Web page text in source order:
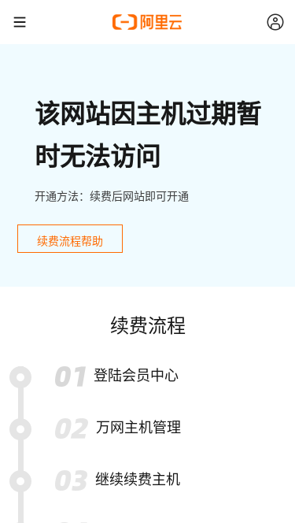
该网站因主机过期暂
时无法访问
开通方法：续费后网站即可开通
续费流程帮助
续费流程
登陆会员中心
万网主机管理
继续续费主机